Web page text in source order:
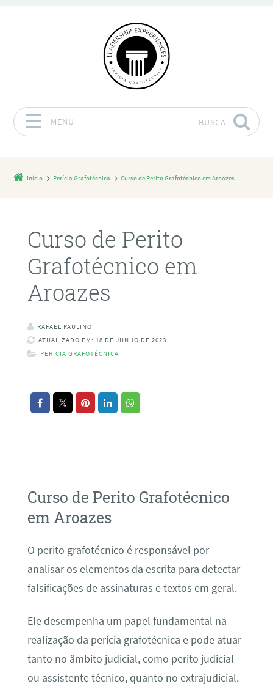
MENU BUSCA
Início Perícia Grafotécnica Curso de Perito Grafotécnico em Aroazes
Curso de Perito
Grafotécnico em
Aroazes
RAFAEL PAULINO
ATUALIZADO EM: 18 DE JUNHO DE 2023
PERÍCIA GRAFOTÉCNICA
Curso de Perito Grafotécnico
em Aroazes
O perito grafotécnico é responsável por
analisar os elementos da escrita para detectar
falsificações de assinaturas e textos em geral.
Ele desempenha um papel fundamental na
realização da perícia grafotécnica e pode atuar
tanto no âmbito judicial, como perito judicial
ou assistente técnico, quanto no extrajudicial.